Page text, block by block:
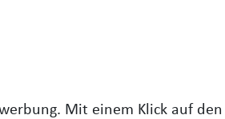
Mit einem Klick auf